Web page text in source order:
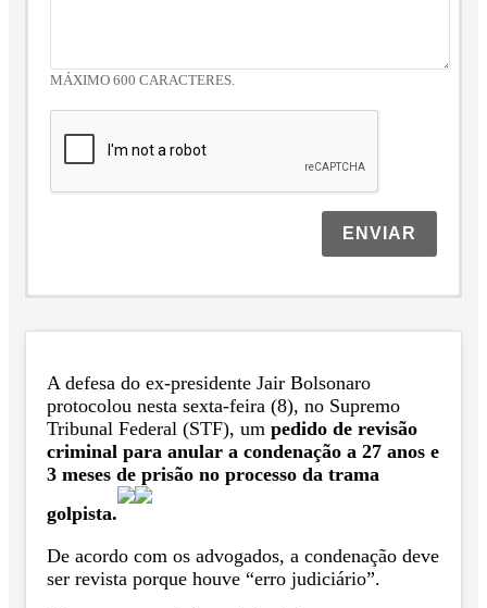
MÁXIMO 600 CARACTERES.
ENVIAR
A defesa do ex-presidente Jair Bolsonaro
protocolou nesta sexta-feira (8), no Supremo
Tribunal Federal (STF), um pedido de revisão
criminal para anular a condenação a 27 anos e
3 meses de prisão no processo da trama
golpista.
De acordo com os advogados, a condenação deve
ser revista porque houve “erro judiciário”.